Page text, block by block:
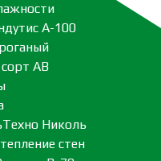
А-100
АВ
Николь
стен